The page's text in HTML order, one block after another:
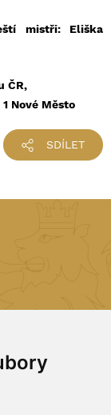
mistři: Eliška
ČR,
1 Nové Město
SDÍLET